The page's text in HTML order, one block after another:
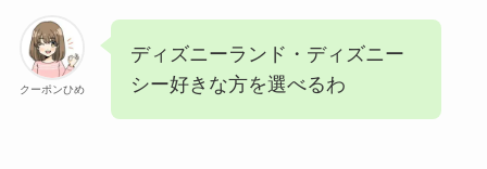
クーポンひめ
ディズニーランド・ディズニー
シー好きな方を選べるわ